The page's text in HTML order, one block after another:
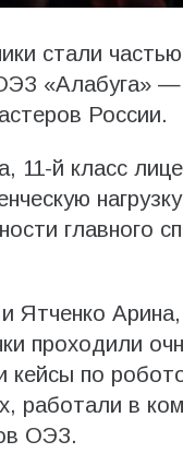
стали
«Алабуга»
России.
11-й класс
главного
Ятченко
проходили
по
работали в
ОЭЗ.